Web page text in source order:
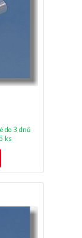
do 3 dnů
ks